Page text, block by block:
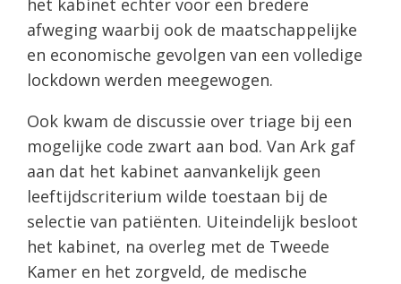
afweging waarbij ook de maatschappelijke
en economische gevolgen van een volledige
lockdown werden meegewogen.
Ook kwam de discussie over triage bij een
mogelijke code zwart aan bod. Van Ark gaf
aan dat het kabinet aanvankelijk geen
leeftijdscriterium wilde toestaan bij de
selectie van patiënten. Uiteindelijk besloot
het kabinet, na overleg met de Tweede
Kamer en het zorgveld, de medische